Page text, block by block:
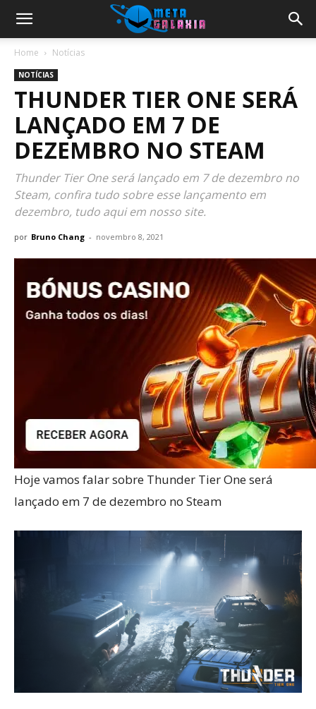
Home Notícias
NOTÍCIAS
THUNDER TIER ONE SERÁ
LANÇADO EM 7 DE
DEZEMBRO NO STEAM
Thunder Tier One será lançado em 7 de dezembro no
Steam, confira tudo sobre esse lançamento em
dezembro, tudo aqui em nosso site.
por Bruno Chang - novembro 8, 2021
Hoje vamos falar sobre Thunder Tier One será
lançado em 7 de dezembro no Steam